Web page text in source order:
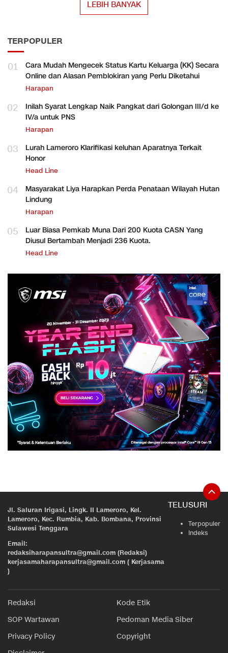
LEBIH BANYAK
TERPOPULER
01
Cara Mudah Mengecek Status Kartu Keluarga (KK) Secara
Online dan Alasan Pemblokiran yang Perlu Diketahui
Harapan
02
Inilah Syarat Lengkap Naik Pangkat dari Golongan III/d ke
IV/a untuk PNS
Harapan
03
Lurah Lameroro Klarifikasi keluhan Aparatnya Terkait
Honor
Head Line
04
Masyarakat Liya Harapkan Perda Penataan Wilayah Hutan
Lindung
Harapan
05
Luar Biasa Pemkab Muna Dari 200 Kuota CASN Yang
Diusul Bertambah Menjadi 236 Kuota.
Head Line
Jl. Saluran Irigasi, Lingk. II Lameroro, Kel.
Lameroro, Kec. Rumbia, Kab. Bombana, Provinsi
Sulawesi Tenggara
Email:
redaksiharapansultra@gmail.com (Redaksi)
kerjasamaharapansultra@gmail.com ( Kerjasama
)
TELUSURI
Terpopuler
Indeks
Redaksi
Kode Etik
SOP Wartawan
Pedoman Media Siber
Privacy Policy
Copyright